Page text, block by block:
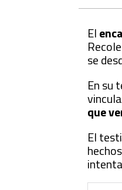
El
se
En su
que
El